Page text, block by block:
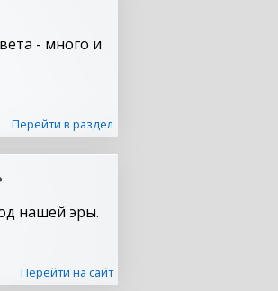
- много и
Перейти в раздел
нашей эры.
Перейти на сайт